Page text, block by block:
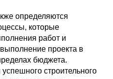
определяются
которые
работ и
проекта в
бюджета.
строительного